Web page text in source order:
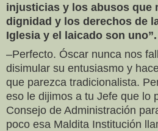
injusticias y los abusos que
dignidad y los derechos de
Iglesia y el laicado son uno”.
–Perfecto. Óscar nunca nos
disimular su entusiasmo y
que parezca tradicionalista.
eso le dijimos a tu Jefe que lo
Consejo de Administración
poco esa Maldita Institución